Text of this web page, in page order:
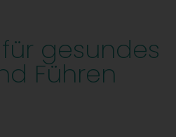
gesundes
Führen